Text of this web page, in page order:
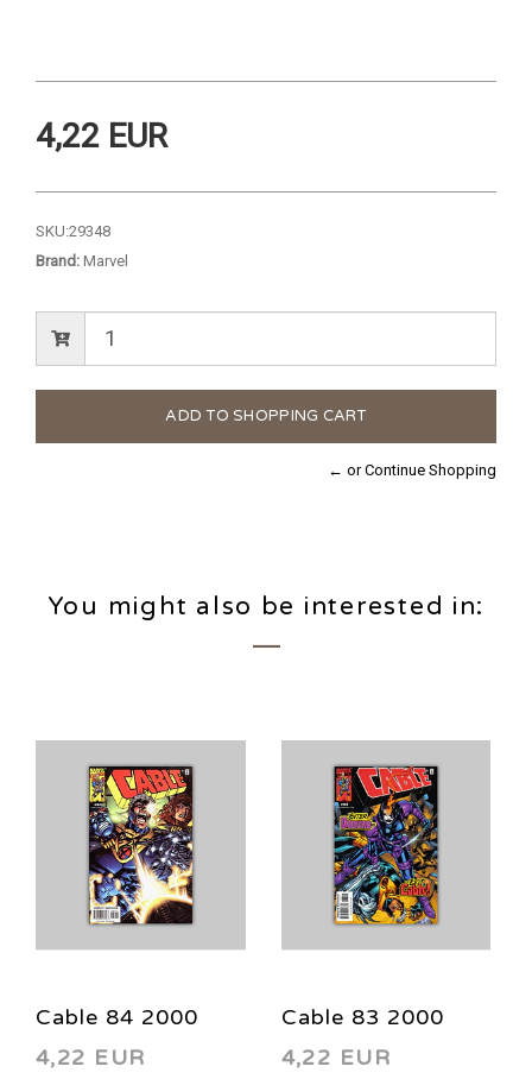
4,22 EUR
SKU:29348
Brand: Marvel
← or Continue Shopping
You might also be interested in:
Cable 84 2000
4,22 EUR
Cable 83 2000
4,22 EUR